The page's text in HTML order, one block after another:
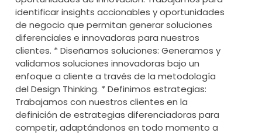
identificar insights accionables y oportunidades
de negocio que permitan generar soluciones
diferenciales e innovadoras para nuestros
clientes. * Diseñamos soluciones: Generamos y
validamos soluciones innovadoras bajo un
enfoque a cliente a través de la metodología
del Design Thinking. * Definimos estrategias:
Trabajamos con nuestros clientes en la
definición de estrategias diferenciadoras para
competir, adaptándonos en todo momento a